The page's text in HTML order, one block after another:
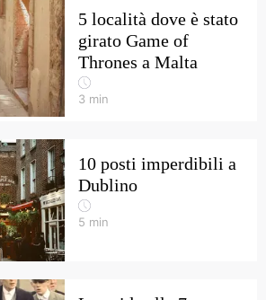
5 località dove è stato
girato Game of
Thrones a Malta
3 min
10 posti imperdibili a
Dublino
5 min